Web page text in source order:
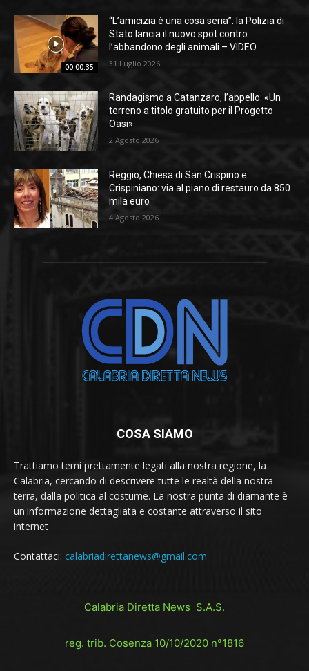
00:00:35
“L’amicizia è una cosa seria”: la Polizia di
Stato lancia il nuovo spot contro
l’abbandono degli animali – VIDEO
31 Luglio 2026
Randagismo a Catanzaro, l’appello: «Un
terreno a titolo gratuito per il Progetto
Oasi»
2 Agosto 2026
Reggio, Chiesa di San Crispino e
Crispiniano: via al piano di restauro da 850
mila euro
4 Agosto 2026
COSA SIAMO
Trattiamo temi prettamente legati alla nostra regione, la
Calabria, cercando di descrivere tutte le realtà della nostra
terra, dalla politica al costume. La nostra punta di diamante è
un'informazione dettagliata e costante attraverso il sito
internet
Contattaci: calabriadirettanews@gmail.com
Calabria Diretta News S.A.S.
reg. trib. Cosenza 10/10/2020 n°1816